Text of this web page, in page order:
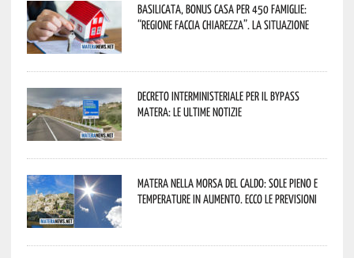
Basilicata, Bonus casa per 450 famiglie:
“Regione faccia chiarezza”. La situazione
Decreto interministeriale per il Bypass
Matera: le ultime notizie
Matera nella morsa del caldo: sole pieno e
temperature in aumento. Ecco le previsioni